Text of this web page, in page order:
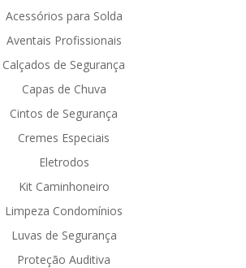
Acessórios para Solda
Aventais Profissionais
Calçados de Segurança
Capas de Chuva
Cintos de Segurança
Cremes Especiais
Eletrodos
Kit Caminhoneiro
Limpeza Condomínios
Luvas de Segurança
Proteção Auditiva